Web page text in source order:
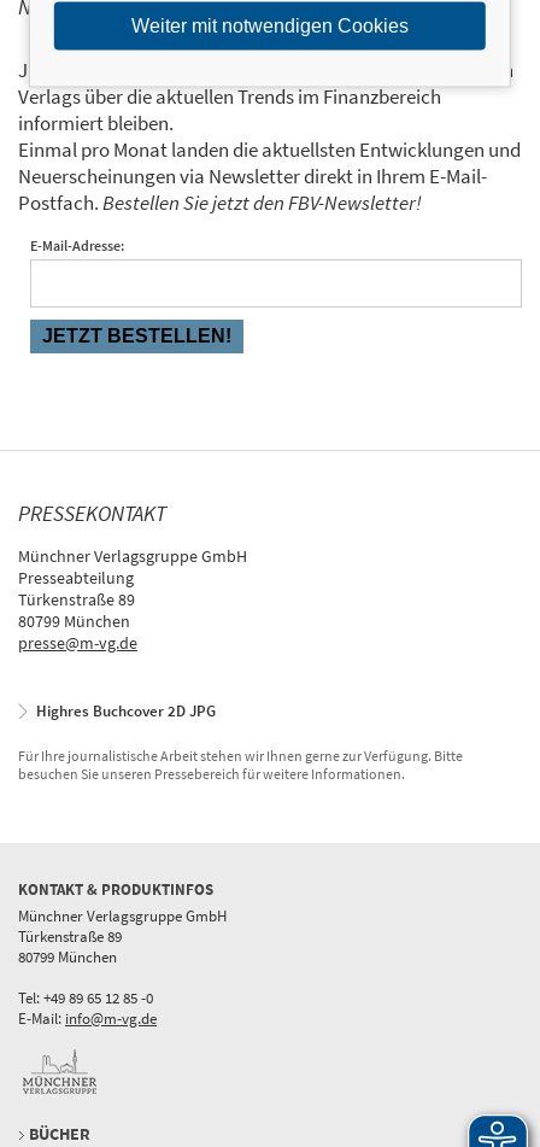
NEWSLETTER FINANZBUCH VERLAG
Ja, ich will mit dem kostenlosen Newsletter des FinanzBuch
Verlags über die aktuellen Trends im Finanzbereich
informiert bleiben.
Einmal pro Monat landen die aktuellsten Entwicklungen und
Neuerscheinungen via Newsletter direkt in Ihrem E-Mail-
Postfach.Bestellen Sie jetzt den FBV-Newsletter!
E-Mail-Adresse:
PRESSEKONTAKT
Münchner Verlagsgruppe GmbH
Presseabteilung
Türkenstraße 89
80799 München
presse@m-vg.de
Highres Buchcover 2D JPG
Für Ihre journalistische Arbeit stehen wir Ihnen gerne zur Verfügung. Bitte
besuchen Sie unseren Pressebereich für weitere Informationen.
KONTAKT & PRODUKTINFOS
Münchner Verlagsgruppe GmbH
Türkenstraße 89
80799 München
Tel: +49 89 65 12 85 -0
E-Mail: info@m-vg.de
BÜCHER
Weiter mit notwendigen Cookies